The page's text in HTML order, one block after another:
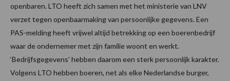
openbaren. LTO heeft zich samen met het ministerie van LNV
verzet tegen openbaarmaking van persoonlijke gegevens. Een
PAS-melding heeft vrijwel altijd betrekking op een boerenbedrijf
waar de ondernemer met zijn familie woont en werkt.
‘Bedrijfsgegevens’ hebben daarom een sterk persoonlijk karakter.
Volgens LTO hebben boeren, net als elke Nederlandse burger,